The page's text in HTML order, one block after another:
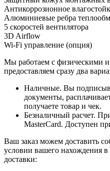
Антикоррозионное
Алюминиевые ребра
5 скоростей вентилятора
3D Airflow
Wi-Fi управление (опция)
Мы работаем с физическими
предоставляем сразу два
Наличные. Вы
документы,
получаете товар и чек.
Безналичный расчет.
MasterCard. Доступен
Ваш заказ можем доставить
условии вашего нахождения в
доставки: